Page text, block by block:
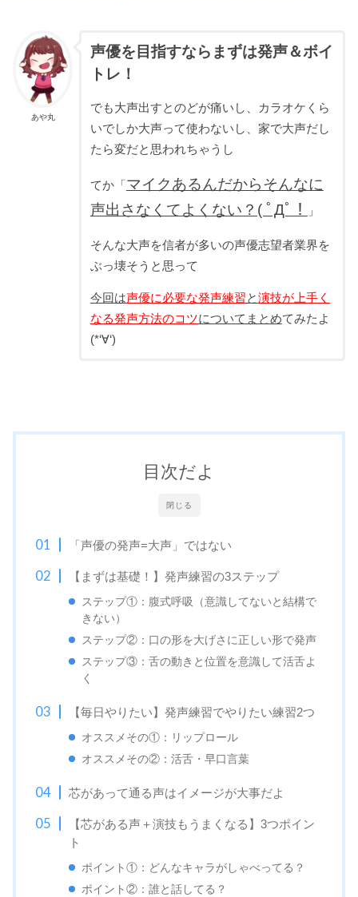
あや丸
声優を目指すならまずは発声＆ボイ
トレ！
でも大声出すとのどが痛いし、カラオケくら
いでしか大声って使わないし、家で大声だし
たら変だと思われちゃうし
てか「 マイクあるんだからそんなに
声出さなくてよくない？( ﾟДﾟ！
」
そんな大声を信者が多いの声優志望者業界を
ぶっ壊そうと思って
今回は声優に必要な発声練習と演技が上手く
なる発声方法のコツについてまとめてみたよ
(*‘∀‘)
閉じる
目次だよ
「声優の発声=大声」ではない
【まずは基礎！】発声練習の3ステップ
ステップ①：腹式呼吸（意識してないと結構で
きない）
ステップ②：口の形を大げさに正しい形で発声
ステップ③：舌の動きと位置を意識して活舌よ
く
【毎日やりたい】発声練習でやりたい練習2つ
オススメその①：リップロール
オススメその②：活舌・早口言葉
芯があって通る声はイメージが大事だよ
【芯がある声＋演技もうまくなる】3つポイン
ト
ポイント①：どんなキャラがしゃべってる？
ポイント②：誰と話してる？